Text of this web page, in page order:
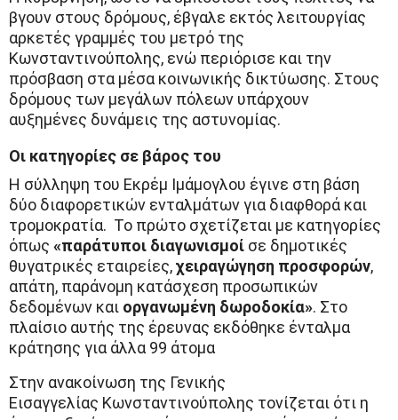
βγουν στους δρόμους, έβγαλε εκτός λειτουργίας
αρκετές γραμμές του μετρό της
Κωνσταντινούπολης, ενώ περιόρισε και την
πρόσβαση στα μέσα κοινωνικής δικτύωσης. Στους
δρόμους των μεγάλων πόλεων υπάρχουν
αυξημένες δυνάμεις της αστυνομίας.
Οι κατηγορίες σε βάρος του
Η σύλληψη του Εκρέμ Ιμάμογλου έγινε στη βάση
δύο διαφορετικών ενταλμάτων για διαφθορά και
τρομοκρατία. Το πρώτο σχετίζεται με κατηγορίες
όπως «παράτυποι διαγωνισμοί σε δημοτικές
θυγατρικές εταιρείες,χειραγώγηση προσφορών,
απάτη, παράνομη κατάσχεση προσωπικών
δεδομένων και οργανωμένη δωροδοκία». Στο
πλαίσιο αυτής της έρευνας εκδόθηκε ένταλμα
κράτησης για άλλα 99 άτομα
Στην ανακοίνωση της Γενικής
Εισαγγελίας Κωνσταντινούπολης τονίζεται ότι η